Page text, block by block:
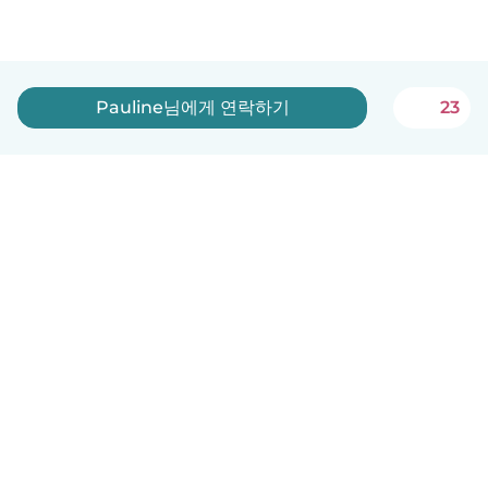
Pauline님에게 연락하기 23